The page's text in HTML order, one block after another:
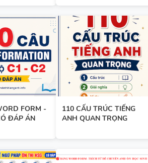
WORD FORM TIẾNG ANH 8 -
SUCCESS THEO TỪNG UNIT
KỲ 1 - CÓ ĐÁP ÁN
WORD FORM THEO TỪNG
- TIẾNG ANH 7 - GLOBAL
- HỌC KỲ 1 - CÓ ĐÁP ÁN
FORM -
ĐÁP ÁN
110 CẤU TRÚC TIẾNG
ANH QUAN TRỌNG